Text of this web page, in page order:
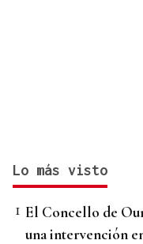
Lo más visto
El Concello de
una intervención